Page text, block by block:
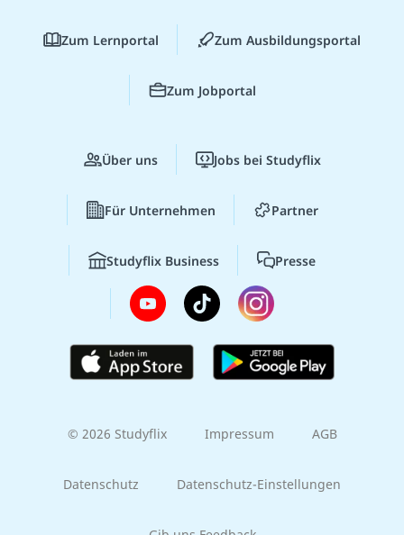
Zum Lernportal Zum Ausbildungsportal
Zum Jobportal
Über uns Jobs bei Studyflix
Für Unternehmen Partner
Studyflix Business Presse
© 2026 Studyflix Impressum AGB
Datenschutz Datenschutz-Einstellungen